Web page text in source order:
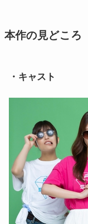
本作の見どころ
・キャスト